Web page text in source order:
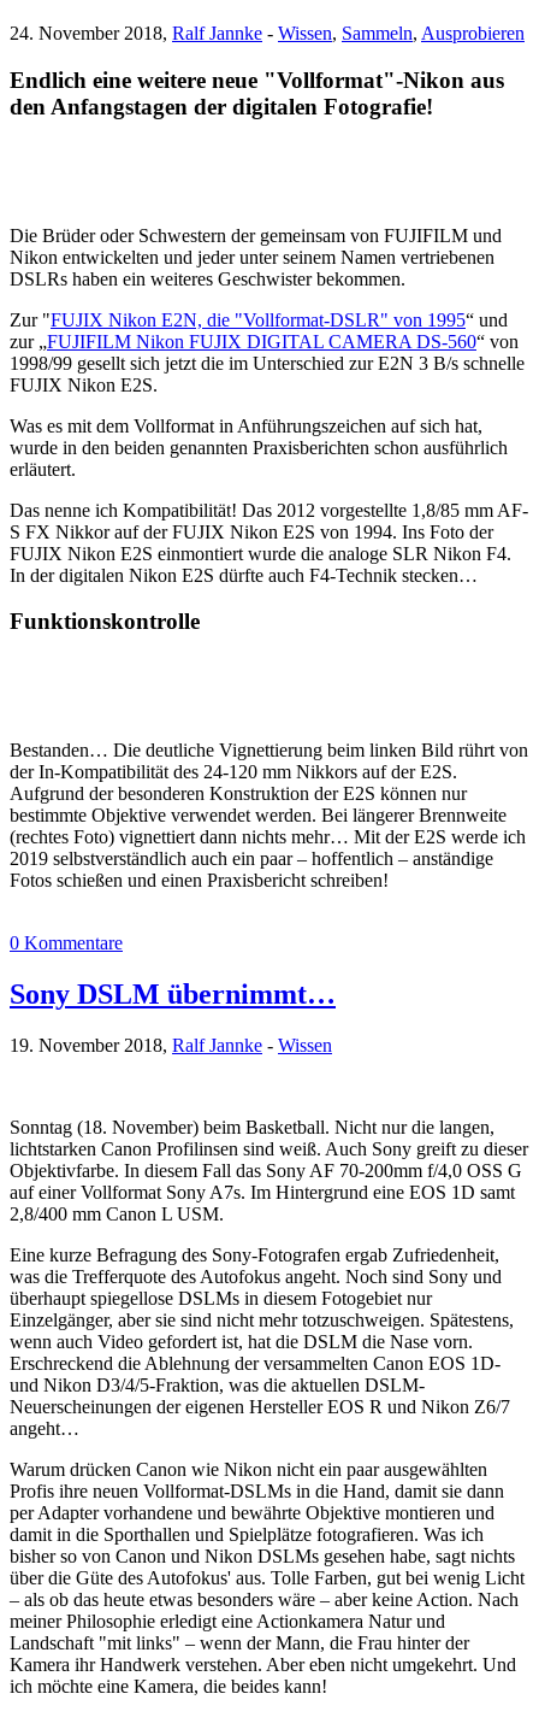
24. November 2018, Ralf Jannke - Wissen, Sammeln, Ausprobieren
Endlich eine weitere neue "Vollformat"-Nikon aus
den Anfangstagen der digitalen Fotografie!
Die Brüder oder Schwestern der gemeinsam von FUJIFILM und
Nikon entwickelten und jeder unter seinem Namen vertriebenen
DSLRs haben ein weiteres Geschwister bekommen.
Zur "FUJIX Nikon E2N, die "Vollformat-DSLR" von 1995“ und
zur „FUJIFILM Nikon FUJIX DIGITAL CAMERA DS-560“ von
1998/99 gesellt sich jetzt die im Unterschied zur E2N 3 B/s schnelle
FUJIX Nikon E2S.
Was es mit dem Vollformat in Anführungszeichen auf sich hat,
wurde in den beiden genannten Praxisberichten schon ausführlich
erläutert.
Das nenne ich Kompatibilität! Das 2012 vorgestellte 1,8/85 mm AF-
S FX Nikkor auf der FUJIX Nikon E2S von 1994. Ins Foto der
FUJIX Nikon E2S einmontiert wurde die analoge SLR Nikon F4.
In der digitalen Nikon E2S dürfte auch F4-Technik stecken…
Funktionskontrolle
Bestanden… Die deutliche Vignettierung beim linken Bild rührt von
der In-Kompatibilität des 24-120 mm Nikkors auf der E2S.
Aufgrund der besonderen Konstruktion der E2S können nur
bestimmte Objektive verwendet werden. Bei längerer Brennweite
(rechtes Foto) vignettiert dann nichts mehr… Mit der E2S werde ich
2019 selbstverständlich auch ein paar – hoffentlich – anständige
Fotos schießen und einen Praxisbericht schreiben!
0 Kommentare
Sony DSLM übernimmt…
19. November 2018, Ralf Jannke - Wissen
Sonntag (18. November) beim Basketball. Nicht nur die langen,
lichtstarken Canon Profilinsen sind weiß. Auch Sony greift zu dieser
Objektivfarbe. In diesem Fall das Sony AF 70-200mm f/4,0 OSS G
auf einer Vollformat Sony A7s. Im Hintergrund eine EOS 1D samt
2,8/400 mm Canon L USM.
Eine kurze Befragung des Sony-Fotografen ergab Zufriedenheit,
was die Trefferquote des Autofokus angeht. Noch sind Sony und
überhaupt spiegellose DSLMs in diesem Fotogebiet nur
Einzelgänger, aber sie sind nicht mehr totzuschweigen. Spätestens,
wenn auch Video gefordert ist, hat die DSLM die Nase vorn.
Erschreckend die Ablehnung der versammelten Canon EOS 1D-
und Nikon D3/4/5-Fraktion, was die aktuellen DSLM-
Neuerscheinungen der eigenen Hersteller EOS R und Nikon Z6/7
angeht…
Warum drücken Canon wie Nikon nicht ein paar ausgewählten
Profis ihre neuen Vollformat-DSLMs in die Hand, damit sie dann
per Adapter vorhandene und bewährte Objektive montieren und
damit in die Sporthallen und Spielplätze fotografieren. Was ich
bisher so von Canon und Nikon DSLMs gesehen habe, sagt nichts
über die Güte des Autofokus' aus. Tolle Farben, gut bei wenig Licht
– als ob das heute etwas besonders wäre – aber keine Action. Nach
meiner Philosophie erledigt eine Actionkamera Natur und
Landschaft "mit links" – wenn der Mann, die Frau hinter der
Kamera ihr Handwerk verstehen. Aber eben nicht umgekehrt. Und
ich möchte eine Kamera, die beides kann!